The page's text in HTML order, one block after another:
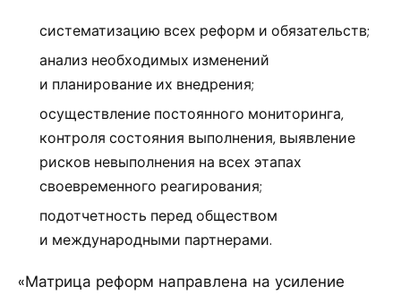
систематизацию всех реформ и обязательств;
анализ необходимых изменений
и планирование их внедрения;
осуществление постоянного мониторинга,
контроля состояния выполнения, выявление
рисков невыполнения на всех этапах
своевременного реагирования;
подотчетность перед обществом
и международными партнерами.
«Матрица реформ направлена на усиление